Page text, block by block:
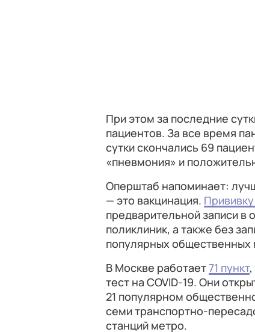
При этом за последние
пациентов. За все время
сутки скончались 69
«пневмония» и
Оперштаб напоминает:
— это вакцинация. Прививку
предварительной записи в
поликлиник, а также без
популярных общественных
В Москве работает71 пункт
тест на COVID-19. Они
21 популярном
семи транспортно-
станций метро.